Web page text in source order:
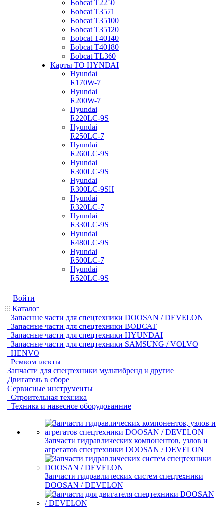
Bobcat Т2250
Bobcat Т3571
Bobcat Т35100
Bobcat Т35120
Bobcat Т40140
Bobcat Т40180
Bobcat ТL360
Карты ТО HYNDAI
Hyundai
R170W-7
Hyundai
R200W-7
Hyundai
R220LC-9S
Hyundai
R250LC-7
Hyundai
R260LC-9S
Hyundai
R300LC-9S
Hyundai
R300LC-9SH
Hyundai
R320LC-7
Hyundai
R330LC-9S
Hyundai
R480LC-9S
Hyundai
R500LC-7
Hyundai
R520LC-9S
Войти
Каталог
Запасные части для спецтехники DOOSAN / DEVELON
Запасные части для спецтехники BOBCAT
Запасные части для спецтехники HYUNDAI
Запасные части для спецтехники SAMSUNG / VOLVO
HENVO
Ремкомплекты
Запчасти для спецтехники мультибренд и другие
Двигатель в сборе
Сервисные инструменты
Строительная техника
Техника и навесное оборудованние
Запчасти гидравлических компонентов, узлов и
агрегатов спецтехники DOOSAN / DEVELON
Запчасти гидравлических систем спецтехники
DOOSAN / DEVELON